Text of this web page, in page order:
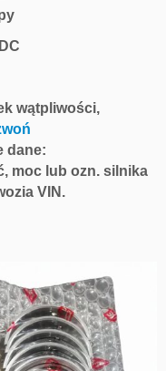
wątpliwości,
dane:
moc lub ozn. silnika
VIN.